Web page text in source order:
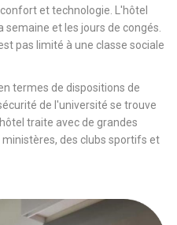
et technologie. L'hôtel
et les jours de congés.
pas limité à une classe sociale
termes de dispositions de
de l'université se trouve
traite avec de grandes
des clubs sportifs et